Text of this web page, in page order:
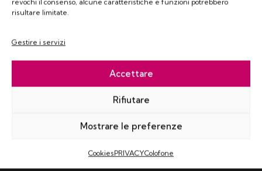
risultare limitate.
Gestire i servizi
Accettare
Rifiutare
Mostrare le preferenze
CookiesPRIVACYColofone